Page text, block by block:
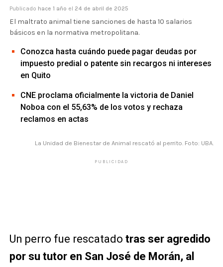
Publicado hace 1 año el 24 de abril de 2025
El maltrato animal tiene sanciones de hasta 10 salarios
básicos en la normativa metropolitana.
Conozca hasta cuándo puede pagar deudas por
impuesto predial o patente sin recargos ni intereses
en Quito
CNE proclama oficialmente la victoria de Daniel
Noboa con el 55,63% de los votos y rechaza
reclamos en actas
La Unidad de Bienestar de Animal rescató al perrito. Foto: UBA.
PUBLICIDAD
Un perro fue rescatado tras ser agredido
por su tutor en San José de Morán, al